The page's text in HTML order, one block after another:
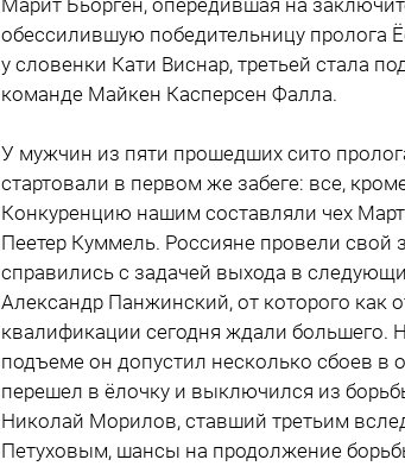
обессилившую победительницу пролога
у словенки Кати Виснар, третьей стала
команде Майкен Касперсен Фалла.
У мужчин из пяти прошедших сито
стартовали в первом же забеге: все,
Конкуренцию нашим составляли чех
Пеетер Куммель. Россияне провели свой
справились с задачей выхода в
Александр Панжинский, от которого как
квалификации сегодня ждали большего.
подъеме он допустил несколько сбоев в
перешел в ёлочку и выключился из
Николай Морилов, ставший третьим
Петуховым, шансы на продолжение